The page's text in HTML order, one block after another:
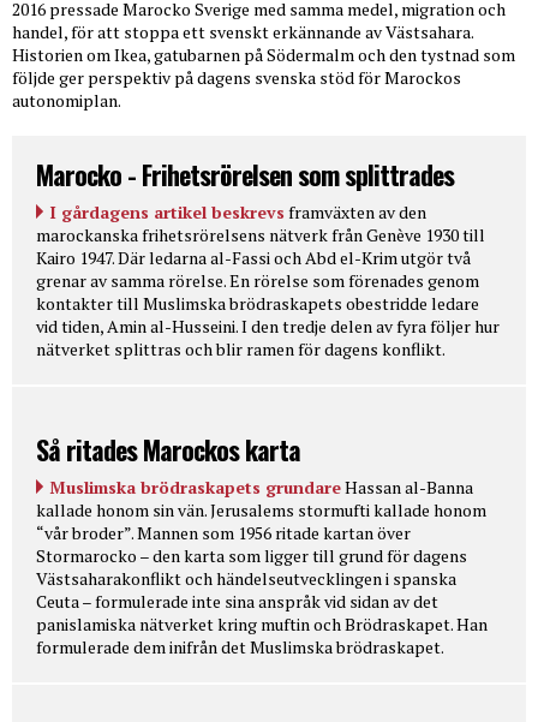
2016 pressade Marocko Sverige med samma medel, migration och
handel, för att stoppa ett svenskt erkännande av Västsahara.
Historien om Ikea, gatubarnen på Södermalm och den tystnad som
följde ger perspektiv på dagens svenska stöd för Marockos
autonomiplan.
Marocko - Frihetsrörelsen som splittrades
I gårdagens artikel beskrevs framväxten av den
marockanska frihetsrörelsens nätverk från Genève 1930 till
Kairo 1947. Där ledarna al-Fassi och Abd el-Krim utgör två
grenar av samma rörelse. En rörelse som förenades genom
kontakter till Muslimska brödraskapets obestridde ledare
vid tiden, Amin al-Husseini. I den tredje delen av fyra följer hur
nätverket splittras och blir ramen för dagens konflikt.
Så ritades Marockos karta
Muslimska brödraskapets grundareHassan al-Banna
kallade honom sin vän. Jerusalems stormufti kallade honom
“vår broder”. Mannen som 1956 ritade kartan över
Stormarocko – den karta som ligger till grund för dagens
Västsaharakonflikt och händelseutvecklingen i spanska
Ceuta – formulerade inte sina anspråk vid sidan av det
panislamiska nätverket kring muftin och Brödraskapet. Han
formulerade dem inifrån det Muslimska brödraskapet.